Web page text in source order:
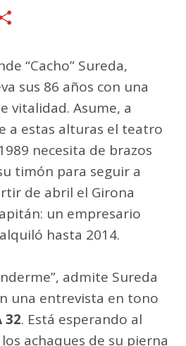
“Cacho” Sureda,
sus 86 años con una
vitalidad. Asume, a
a estas alturas el teatro
necesita de brazos
timón para seguir a
de abril el Girona
un empresario
hasta 2014.
admite Sureda
una entrevista en tono
32. Está esperando al
achaques de su pierna